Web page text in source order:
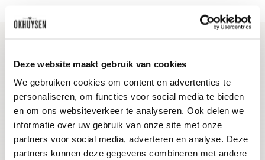
Deze website maakt gebruik van cookies
We gebruiken cookies om content en advertenties te
personaliseren, om functies voor social media te bieden
en om ons websiteverkeer te analyseren. Ook delen we
informatie over uw gebruik van onze site met onze
partners voor social media, adverteren en analyse. Deze
partners kunnen deze gegevens combineren met andere
Blijf op de hoogte
Ontvang het laatste wijnnieuws, proeverijen en
evenementen
E-mailadres